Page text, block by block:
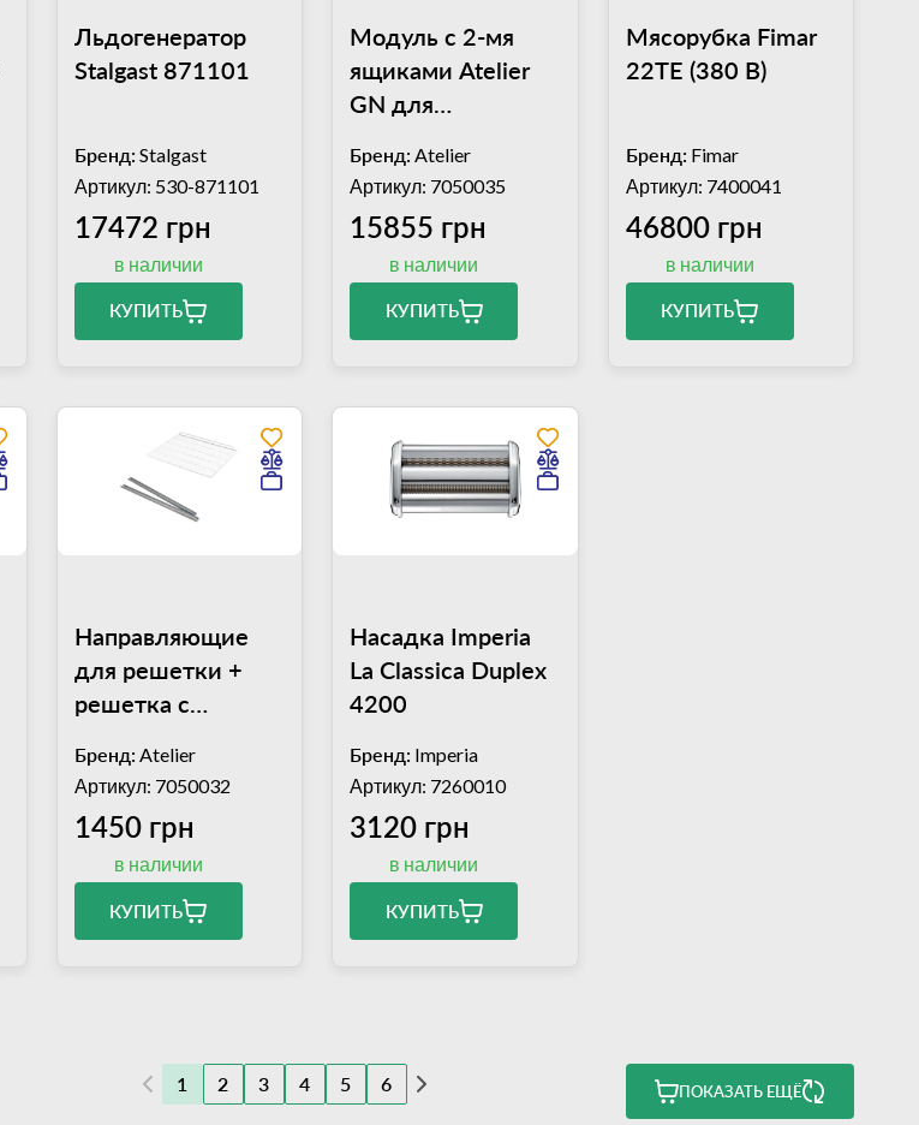
Льдогенератор
Stalgast 871101
Бренд: Stalgast
Артикул: 530-871101
17472 грн
в наличии
КУПИТЬ
Модуль с 2-мя
ящиками Atelier
GN для
стола с нижним
агрегатом
Бренд: Atelier
Артикул: 7050035
15855 грн
в наличии
КУПИТЬ
Мясорубка Fimar
22TE (380 В)
Бренд: Fimar
Артикул: 7400041
46800 грн
в наличии
КУПИТЬ
Направляющие
для решетки +
решетка с
покрытием GN2/1
для стола Atelier
(комплект)
Бренд: Atelier
Артикул: 7050032
1450 грн
в наличии
КУПИТЬ
Насадка Imperia
La Classica Duplex
4200
Бренд: Imperia
Артикул: 7260010
3120 грн
в наличии
КУПИТЬ
1 2 3 4 5 6 ПОКАЗАТЬ ЕЩЁ